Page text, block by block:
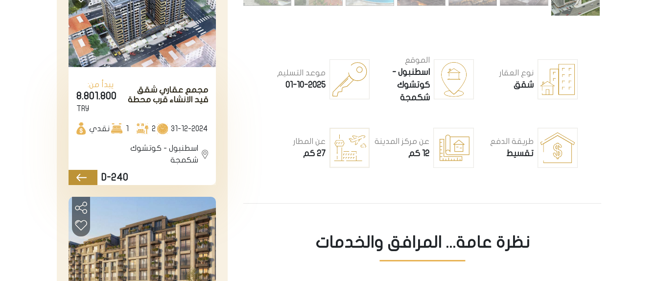
نوع العقار
شقق
الموقع
اسطنبول -
كوتشوك
شكمجة
موعد التسليم
01-10-2025
طريقة الدفع
تقسيط
عن مركز المدينة
12 كم
عن المطار
27 كم
نظرة عامة... المرافق والخدمات
مجمع عقاري شقق
قيد الانشاء قرب محطة
كوتشوك شكمجة.
يبدأ من:
8.801.800
TRY
31-12-2024
2
1 نقدي
اسطنبول - كوتشوك
شكمجة
D-240